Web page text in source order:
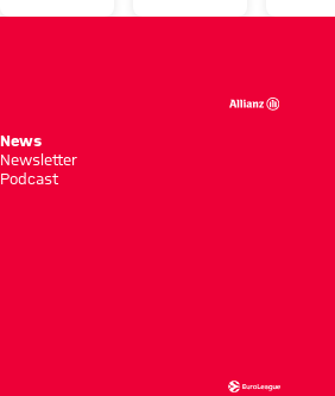
App
News
Newsletter
Podcast